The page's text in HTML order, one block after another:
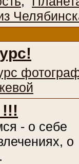
- о себе
о